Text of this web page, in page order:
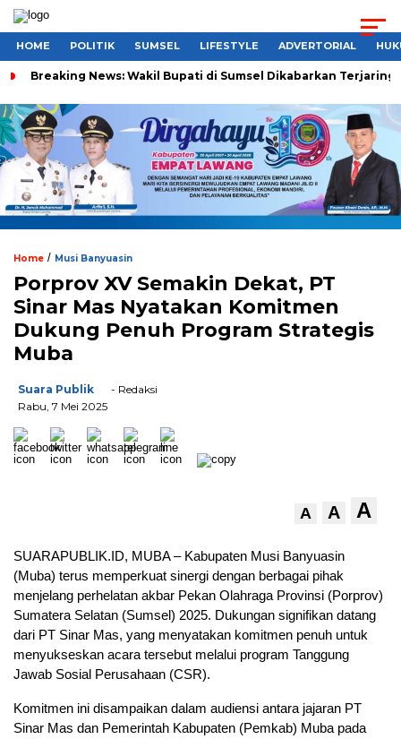
HOME POLITIK SUMSEL LIFESTYLE ADVERTORIAL
Breaking News: Wakil Bupati di Sumsel Dikabarkan Terjaring
Home / Musi Banyuasin
Porprov XV Semakin Dekat, PT
Sinar Mas Nyatakan Komitmen
Dukung Penuh Program Strategis
Muba
Suara Publik
- Redaksi
Rabu, 7 Mei 2025
A A A
SUARAPUBLIK.ID, MUBA – Kabupaten Musi Banyuasin
(Muba) terus memperkuat sinergi dengan berbagai pihak
menjelang perhelatan akbar Pekan Olahraga Provinsi (Porprov)
Sumatera Selatan (Sumsel) 2025. Dukungan signifikan datang
dari PT Sinar Mas, yang menyatakan komitmen penuh untuk
menyukseskan acara tersebut melalui program Tanggung
Jawab Sosial Perusahaan (CSR).
Komitmen ini disampaikan dalam audiensi antara jajaran PT
Sinar Mas dan Pemerintah Kabupaten (Pemkab) Muba pada